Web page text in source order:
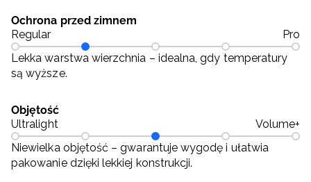
Ochrona przed zimnem
Regular
Pro
Lekka warstwa wierzchnia – idealna, gdy temperatury
są wyższe.
Objętość
Ultralight
Volume+
Niewielka objętość – gwarantuje wygodę i ułatwia
pakowanie dzięki lekkiej konstrukcji.